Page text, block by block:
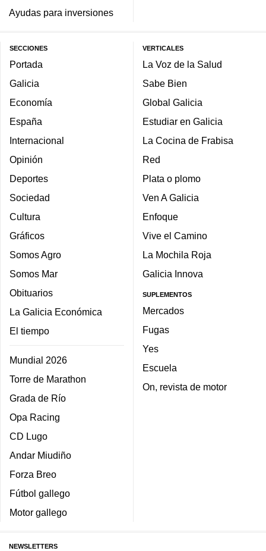
Ayudas para inversiones
SECCIONES
Portada
Galicia
Economía
España
Internacional
Opinión
Deportes
Sociedad
Cultura
Gráficos
Somos Agro
Somos Mar
Obituarios
La Galicia Económica
El tiempo
Mundial 2026
Torre de Marathon
Grada de Río
Opa Racing
CD Lugo
Andar Miudiño
Forza Breo
Fútbol gallego
Motor gallego
VERTICALES
La Voz de la Salud
Sabe Bien
Global Galicia
Estudiar en Galicia
La Cocina de Frabisa
Red
Plata o plomo
Ven A Galicia
Enfoque
Vive el Camino
La Mochila Roja
Galicia Innova
SUPLEMENTOS
Mercados
Fugas
Yes
Escuela
On, revista de motor
NEWSLETTERS